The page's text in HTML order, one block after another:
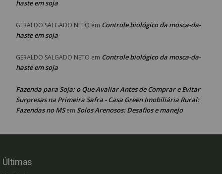
haste em soja
GERALDO SALGADO NETO em Controle biológico da mosca-da-
haste em soja
GERALDO SALGADO NETO em Controle biológico da mosca-da-
haste em soja
Fazenda para Soja: o Que Avaliar Antes de Comprar e Evitar
Surpresas na Primeira Safra - Casa Green Imobiliária Rural:
Fazendas no MSem Solos Arenosos: Desafios e manejo
Últimas